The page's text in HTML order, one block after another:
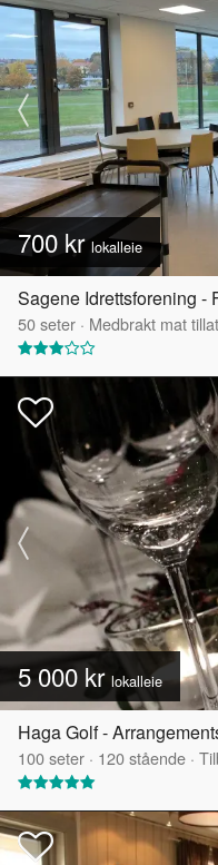
700 krlokalleie
Sagene Idrettsforening -
50seter · Medbrakt mat
5 000 kr lokalleie
Haga Golf -
100seter · 120stående ·